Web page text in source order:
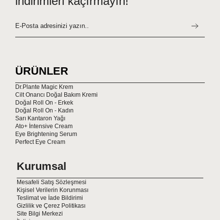
Kullanım Şekli
Dr.Plante Cream RR cilt bakım kremini sabah ve akşam olmak
İçerik
AQUA, HYPERICUM PERFORATUM OIL, PANTHENOL,
CETEARYL ALCOHOL, DIMETHICONE, GLYCERYL STEARATE,
COCO-CAPRYLATE/CAPRATE, ALLANTOIN, BIS-
DIGLYCERYLPOLYACYLADIPATE-2, ALOE BARBADENSIS LEAF
JUICE, STEARIC ACID, SODIUM LAUROYLGLUTAMATE,
UNDECANE, TRIDECANE, PEG-100 STEARATE,
Hacim 100 ml
ÜRÜNLER
Dr.Plante Magic Krem
Cilt Onarıcı Doğal Bakım Kremi
Doğal Roll On - Erkek
Doğal Roll On - Kadın
Sarı Kantaron Yağı
Ato+ İntensive Cream
Eye Brightening Serum
Perfect Eye Cream
Kurumsal
Mesafeli Satış Sözleşmesi
Kişisel Verilerin Korunması
Teslimat ve İade Bildirimi
Gizlilik ve Çerez Politikası
Site Bilgi Merkezi